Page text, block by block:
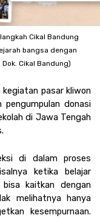
Cikal Bandung
bangsa dengan
Cikal Bandung)
pasar kliwon
donasi
di Jawa Tengah
di dalam proses
ketika belajar
kaitkan dengan
melihatnya hanya
kesempurnaan.